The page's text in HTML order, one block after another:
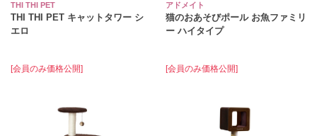
THI THI PET
THI THI PET キャットタワー シ
エロ
[会員のみ価格公開]
アドメイト
猫のおあそびポール お魚ファミリ
ー ハイタイプ
[会員のみ価格公開]